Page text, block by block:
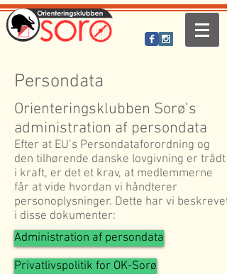
Persondata
Orienteringsklubben Sorø’s
administration af persondata
Efter at EU’s Persondataforordning og
den tilhørende danske lovgivning er trådt
i kraft, er det et krav, at medlemmerne
får at vide hvordan vi håndterer
personoplysninger. Dette har vi beskrevet
i disse dokumenter:
Administration af persondata
Privatlivspolitik for OK-Sorø